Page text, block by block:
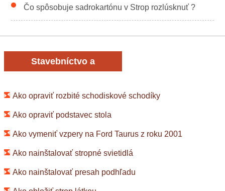
Čo spôsobuje sadrokartónu v Strop rozlúsknuť ?
Stavebníctvo a
Ako opraviť rozbité schodiskové schodíky
Ako opraviť podstavec stola
Ako vymeniť vzpery na Ford Taurus z roku 2001
Ako nainštalovať stropné svietidlá
Ako nainštalovať presah podhľadu